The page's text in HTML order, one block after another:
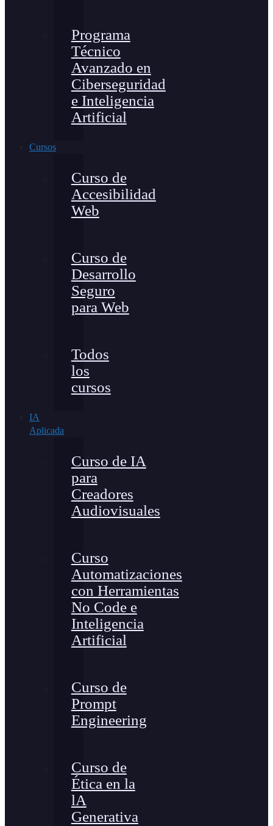
Programa
Técnico
Avanzado en
Ciberseguridad
e Inteligencia
Artificial
Cursos
Curso de
Accesibilidad
Web
Curso de
Desarrollo
Seguro
para Web
Todos
los
cursos
IA
Aplicada
Curso de IA
para
Creadores
Audiovisuales
Curso
Automatizaciones
con Herramientas
No Code e
Inteligencia
Artificial
Curso de
Prompt
Engineering
Curso de
Ética en la
lA
Generativa